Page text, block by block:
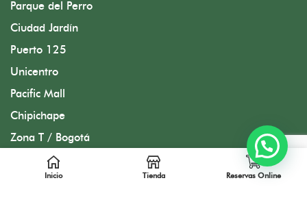
Parque del Perro
Ciudad Jardín
Puerto 125
Unicentro
Pacific Mall
Chipichape
Zona T / Bogotá
Diseñado por FMC Group
Inicio Tienda Reservas Online